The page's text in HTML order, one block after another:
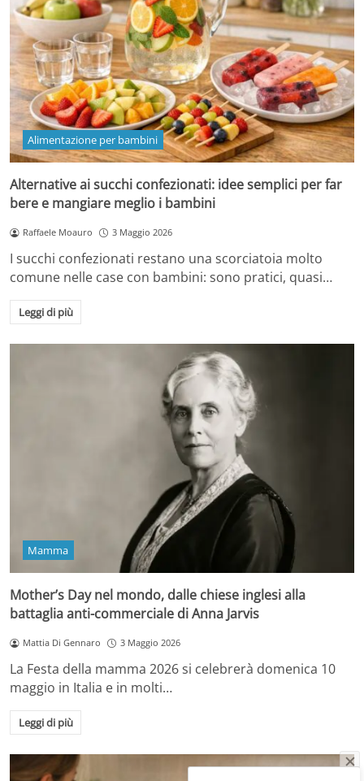
Alimentazione per bambini
Alternative ai succhi confezionati: idee semplici per far
bere e mangiare meglio i bambini
Raffaele Moauro 3 Maggio 2026
I succhi confezionati restano una scorciatoia molto
comune nelle case con bambini: sono pratici, quasi…
Leggi di più
Mamma
Mother’s Day nel mondo, dalle chiese inglesi alla
battaglia anti-commerciale di Anna Jarvis
Mattia Di Gennaro 3 Maggio 2026
La Festa della mamma 2026 si celebrerà domenica 10
maggio in Italia e in molti…
Leggi di più